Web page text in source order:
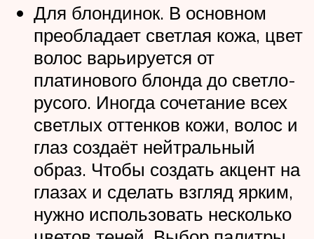
Для блондинок. В основном
преобладает светлая кожа, цвет
волос варьируется от
платинового блонда до светло-
русого. Иногда сочетание всех
светлых оттенков кожи, волос и
глаз создаёт нейтральный
образ. Чтобы создать акцент на
глазах и сделать взгляд ярким,
нужно использовать несколько